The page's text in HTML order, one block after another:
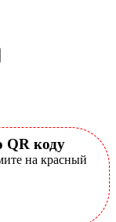
QR коду
на красный